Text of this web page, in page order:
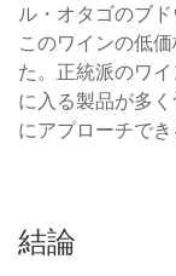
ル・オタゴのブ
このワインの低
た。正統派のワ
に入る製品が多
にアプローチでき
結論